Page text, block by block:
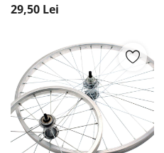
29,50 Lei